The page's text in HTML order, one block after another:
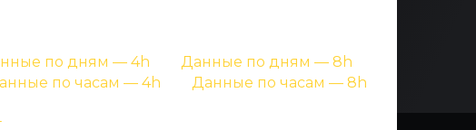
по дням — 4h
Данные по дням — 8h
по часам — 4h
Данные по часам — 8h